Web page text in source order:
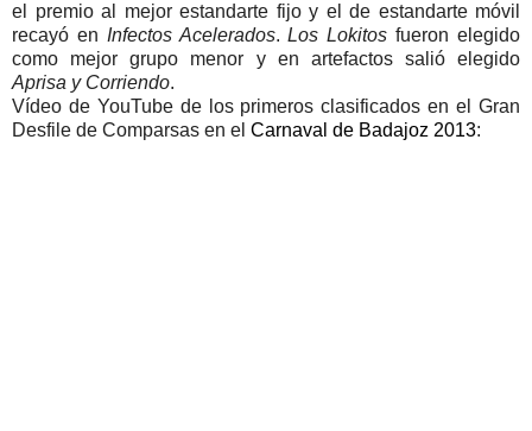
el premio al mejor estandarte fijo y el de estandarte móvil
recayó en Infectos Acelerados.Los Lokitos fueron elegido
como mejor grupo menor y en artefactos salió elegido
Aprisa y Corriendo.
Vídeo de YouTube de los primeros clasificados en el Gran
Desfile de Comparsas en el Carnaval de Badajoz 2013: